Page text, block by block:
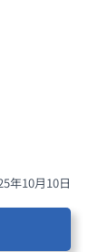
年10月10日